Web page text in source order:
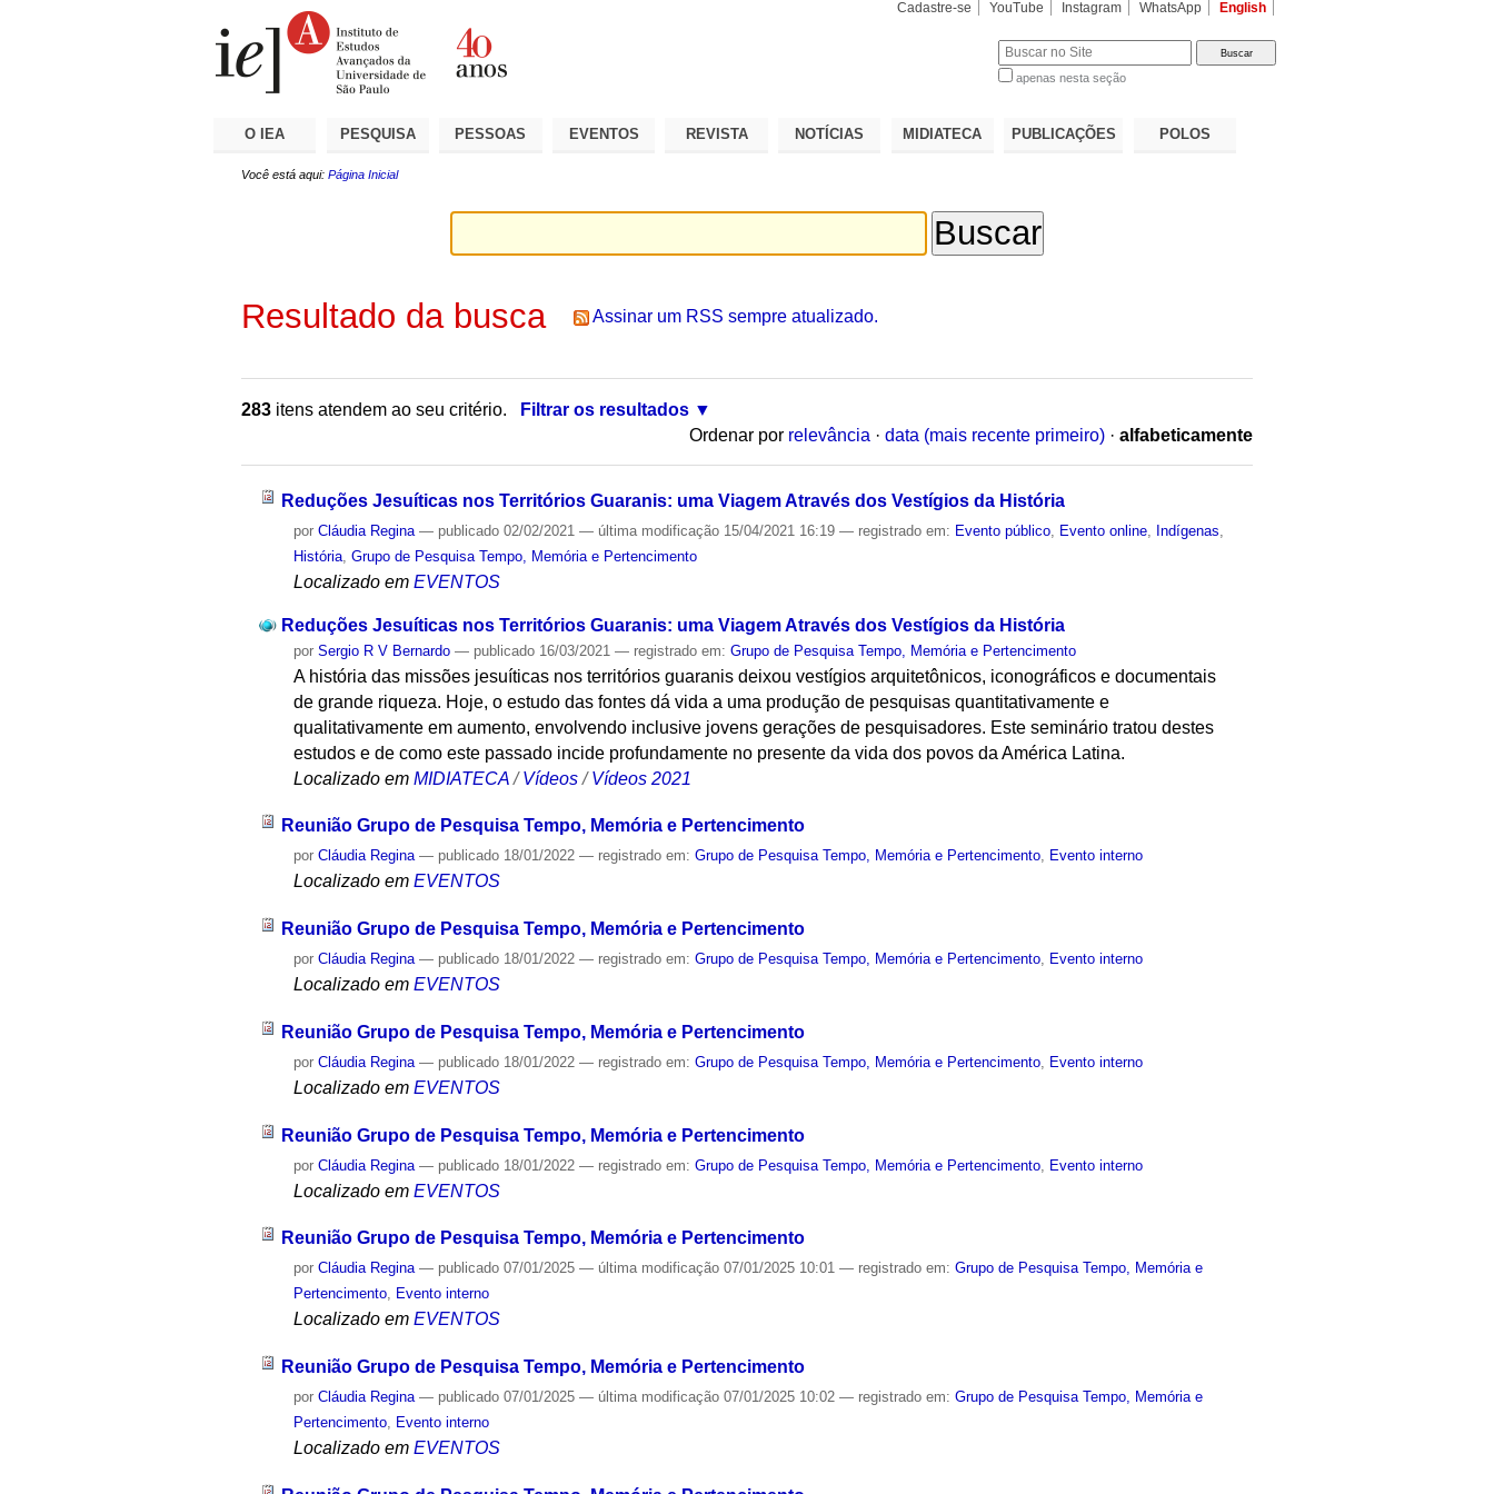
Cadastre-se YouTube Instagram WhatsApp English
apenas nesta seção
O IEA PESQUISA PESSOAS EVENTOS REVISTA NOTÍCIAS MIDIATECA PUBLICAÇÕES POLOS
Você está aqui: Página Inicial
Resultado da busca Assinar um RSS sempre atualizado.
283 itens atendem ao seu critério.
Filtrar os resultados
Ordenar por relevância · data (mais recente primeiro) · alfabeticamente
Reduções Jesuíticas nos Territórios Guaranis: uma Viagem Através dos Vestígios da História
porCláudia Regina — publicado 02/02/2021— última modificação 15/04/2021 16:19— registrado em: Evento público Evento online Indígenas
História ,Grupo de Pesquisa Tempo, Memória e Pertencimento
Localizado em EVENTOS
Reduções Jesuíticas nos Territórios Guaranis: uma Viagem Através dos Vestígios da História
porSergio R V Bernardo — publicado 16/03/2021— registrado em:Grupo de Pesquisa Tempo, Memória e Pertencimento
A história das missões jesuíticas nos territórios guaranis deixou vestígios arquitetônicos, iconográficos e documentais
de grande riqueza. Hoje, o estudo das fontes dá vida a uma produção de pesquisas quantitativamente e
qualitativamente em aumento, envolvendo inclusive jovens gerações de pesquisadores. Este seminário tratou destes
estudos e de como este passado incide profundamente no presente da vida dos povos da América Latina.
Localizado em MIDIATECA /Vídeos /Vídeos 2021
Reunião Grupo de Pesquisa Tempo, Memória e Pertencimento
porCláudia Regina — publicado 18/01/2022— registrado em:Grupo de Pesquisa Tempo, Memória e Pertencimento, Evento interno
Localizado em EVENTOS
Reunião Grupo de Pesquisa Tempo, Memória e Pertencimento
porCláudia Regina — publicado 18/01/2022— registrado em:Grupo de Pesquisa Tempo, Memória e Pertencimento, Evento interno
Localizado em EVENTOS
Reunião Grupo de Pesquisa Tempo, Memória e Pertencimento
porCláudia Regina — publicado 18/01/2022— registrado em:Grupo de Pesquisa Tempo, Memória e Pertencimento Evento interno
Localizado em EVENTOS
Reunião Grupo de Pesquisa Tempo, Memória e Pertencimento
porCláudia Regina — publicado 18/01/2022— registrado em:Grupo de Pesquisa Tempo, Memória e Pertencimento Evento interno
Localizado em EVENTOS
Reunião Grupo de Pesquisa Tempo, Memória e Pertencimento
porCláudia Regina — publicado 07/01/2025— última modificação 07/01/2025 10:01— registrado em:Grupo de Pesquisa Tempo, Memória e
Pertencimento, Evento interno
Localizado em EVENTOS
Reunião Grupo de Pesquisa Tempo, Memória e Pertencimento
porCláudia Regina — publicado 07/01/2025— última modificação 07/01/2025 10:02— registrado em:Grupo de Pesquisa Tempo, Memória e
Pertencimento
Evento interno
Localizado em EVENTOS